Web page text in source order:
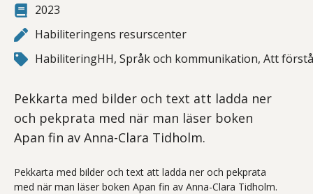
2023
Habiliteringens resurscenter
HabiliteringHH, Språk och kommunikation, Att
Pekkarta med bilder och text att ladda ner
och pekprata med när man läser boken
Apan fin av Anna-Clara Tidholm.
Pekkarta med bilder och text att ladda ner och pekprata
med när man läser boken Apan fin av Anna-Clara Tidholm.